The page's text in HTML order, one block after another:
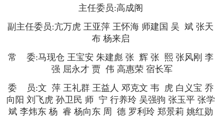
主任委员:高成阁
副主任委员:亢万虎 王亚萍 王怀海 师建国 吴 斌 张天
布 杨来启
常 委:马现仓 王宝安 朱建彪 张 辉 张 熙 张风刚 李
强 屈永才 贾 伟 高惠荣 宿长军
委 员:文 萍 王礼群 王益人 邓克文 韦 虎 白义宝 乔
向阳 刘飞虎 孙卫民 师 宁 行养玲 吴强驹 张玉平 张学
斌 李炜东 杨 睿 杨向东 周 德 罗利玲 郑景莉 姚红勋